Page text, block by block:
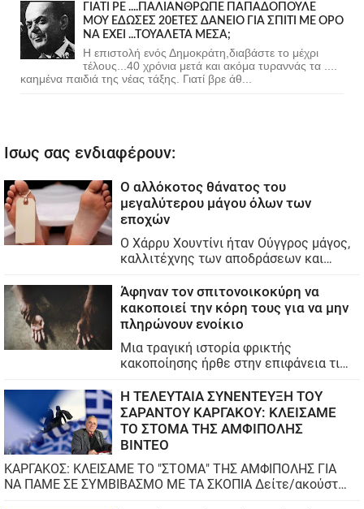
ΓΙΑΤΙ ΡΕ ....ΠΑΛΙΑΝΘΡΩΠΕ ΠΑΠΑΔΟΠΟΥΛΕ
ΜΟΥ ΕΔΩΣΕΣ 20ΕΤΕΣ ΔΑΝΕΙΟ ΓΙΑ ΣΠΙΤΙ ΜΕ ΟΡΟ
ΝΑ ΕΧΕΙ ...ΤΟΥΑΛΕΤΑ ΜΕΣΑ;
Η επιστολή ενός Δημοκράτη,διαβάστε το μέχρι
τέλους...40 χρόνια μετά και ακόμα τυραννάς τα ....
καημένα παιδιά της νέας τάξης. Γιατί βρε άθ...